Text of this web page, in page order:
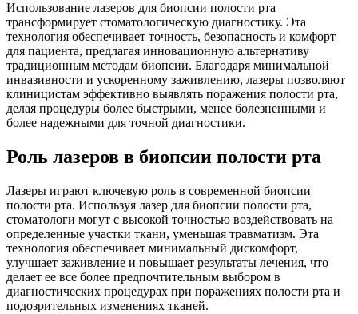
Использование лазеров для биопсии полости рта
трансформирует стоматологическую диагностику. Эта
технология обеспечивает точность, безопасность и комфорт
для пациента, предлагая инновационную альтернативу
традиционным методам биопсии. Благодаря минимальной
инвазивности и ускоренному заживлению, лазеры позволяют
клиницистам эффективно выявлять поражения полости рта,
делая процедуры более быстрыми, менее болезненными и
более надежными для точной диагностики.
Роль лазеров в биопсии полости рта
Лазеры играют ключевую роль в современной биопсии
полости рта. Используя лазер для биопсии полости рта,
стоматологи могут с высокой точностью воздействовать на
определенные участки ткани, уменьшая травматизм. Эта
технология обеспечивает минимальный дискомфорт,
улучшает заживление и повышает результаты лечения, что
делает ее все более предпочтительным выбором в
диагностических процедурах при поражениях полости рта и
подозрительных изменениях тканей.